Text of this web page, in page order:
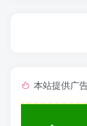
本站提供广